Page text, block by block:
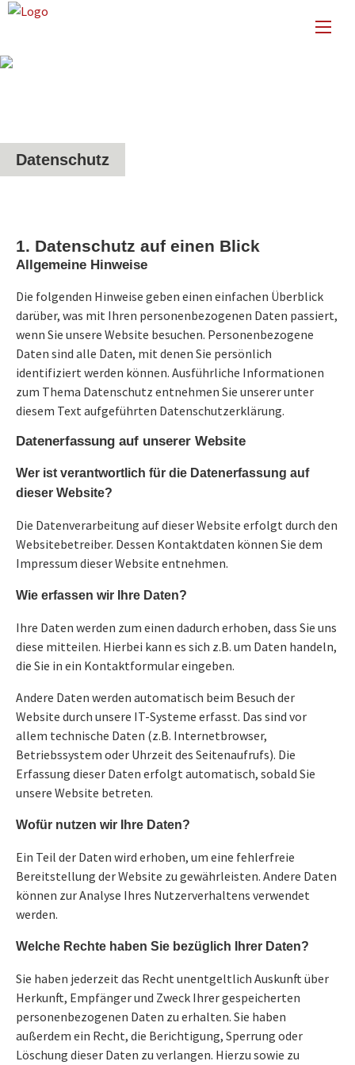
Datenschutz
1. Datenschutz auf einen Blick
Allgemeine Hinweise
Die folgenden Hinweise geben einen einfachen Überblick
darüber, was mit Ihren personenbezogenen Daten passiert,
wenn Sie unsere Website besuchen. Personenbezogene
Daten sind alle Daten, mit denen Sie persönlich
identifiziert werden können. Ausführliche Informationen
zum Thema Datenschutz entnehmen Sie unserer unter
diesem Text aufgeführten Datenschutzerklärung.
Datenerfassung auf unserer Website
Wer ist verantwortlich für die Datenerfassung auf
dieser Website?
Die Datenverarbeitung auf dieser Website erfolgt durch den
Websitebetreiber. Dessen Kontaktdaten können Sie dem
Impressum dieser Website entnehmen.
Wie erfassen wir Ihre Daten?
Ihre Daten werden zum einen dadurch erhoben, dass Sie uns
diese mitteilen. Hierbei kann es sich z.B. um Daten handeln,
die Sie in ein Kontaktformular eingeben.
Andere Daten werden automatisch beim Besuch der
Website durch unsere IT-Systeme erfasst. Das sind vor
allem technische Daten (z.B. Internetbrowser,
Betriebssystem oder Uhrzeit des Seitenaufrufs). Die
Erfassung dieser Daten erfolgt automatisch, sobald Sie
unsere Website betreten.
Wofür nutzen wir Ihre Daten?
Ein Teil der Daten wird erhoben, um eine fehlerfreie
Bereitstellung der Website zu gewährleisten. Andere Daten
können zur Analyse Ihres Nutzerverhaltens verwendet
werden.
Welche Rechte haben Sie bezüglich Ihrer Daten?
Sie haben jederzeit das Recht unentgeltlich Auskunft über
Herkunft, Empfänger und Zweck Ihrer gespeicherten
personenbezogenen Daten zu erhalten. Sie haben
außerdem ein Recht, die Berichtigung, Sperrung oder
Löschung dieser Daten zu verlangen. Hierzu sowie zu